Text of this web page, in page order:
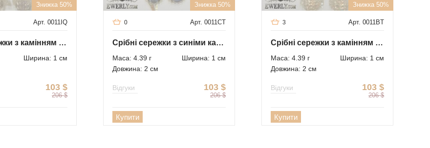
Знижка 50%
Арт. 0011IQ
Срібні сережки з камінням (аметистовий колір)
Ширина: 1 см
103 $
206 $
Знижка 50%
Арт. 0011CT
0
Срібні сережки з синіми каменями
Маса: 4.39 г
Ширина: 1 см
Довжина: 2 см
103 $
206 $
Відгуки
Купити
Знижка 50%
Арт. 0011BT
3
Срібні сережки з камінням (колір - шампань)
Маса: 4.39 г
Ширина: 1 см
Довжина: 2 см
103 $
206 $
Відгуки
Купити